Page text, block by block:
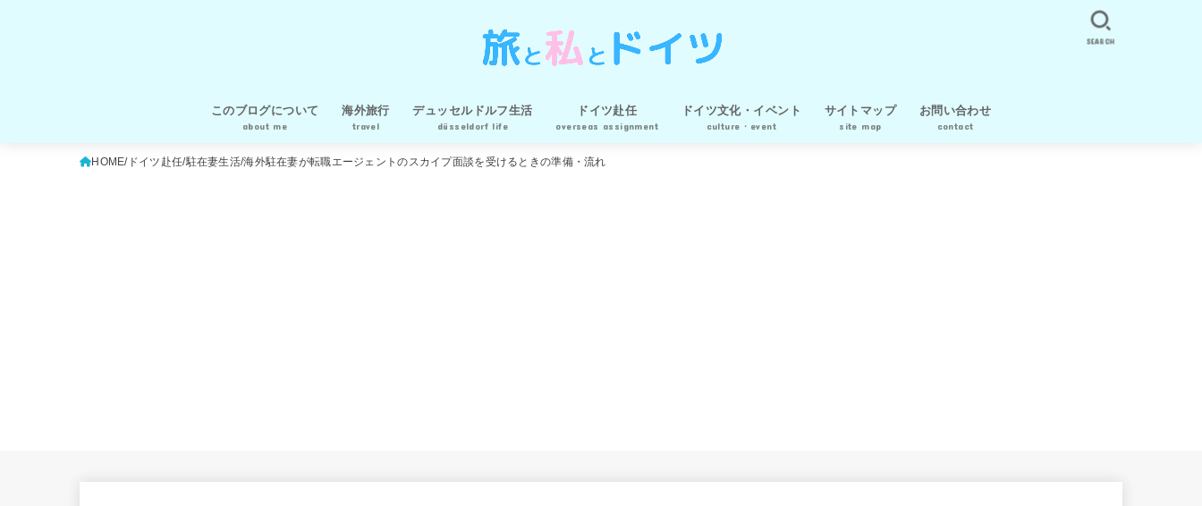
このブログについて
about me
運営者プロフィール
運営者情報・プライバシーポリシ
海外旅行
travel
イタリア
オランダ
ドイツ
ハンガリー
フランス
ベルギー
ルクセンブルク
ポルトガル
ギリシャ
チェコ
オーストリア
イギリス
スペイン
メキシコ
旅行の知恵
デュッセルドルフ生活
düsseldorf life
デュッセルドルフグルメ
生活の知恵
ドイツ赴任
overseas assignment
海外赴任準備
駐在妻生活
一時帰国
ドイツ文化・イベント
culture・event
サイトマップ
site map
お問い合わせ
contact
SEARCH
HOME ドイツ赴任 駐在妻生活 海外駐在妻が転職エージェントのスカイプ面談を受けるときの準備・流れ